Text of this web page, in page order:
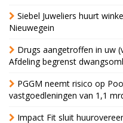
Siebel Juweliers huurt
Nieuwegein
Drugs aangetroffen in uw
Afdeling begrenst
PGGM neemt risico op
vastgoedleningen van 1,1
Impact Fit sluit